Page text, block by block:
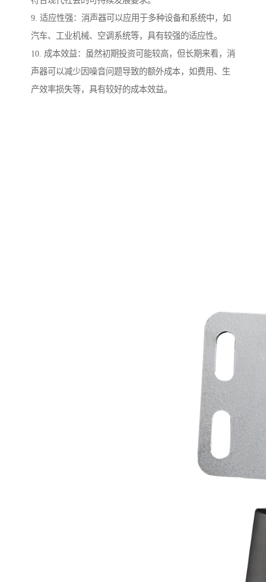
9. 适应性强：消声器可以应用于多种设备和系统中，如
汽车、工业机械、空调系统等，具有较强的适应性。
10. 成本效益：虽然初期投资可能较高，但长期来看，消
声器可以减少因噪音问题导致的额外成本，如费用、生
产效率损失等，具有较好的成本效益。